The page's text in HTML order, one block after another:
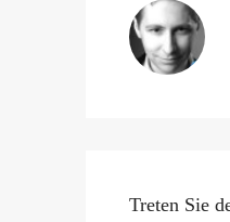
Treten Sie